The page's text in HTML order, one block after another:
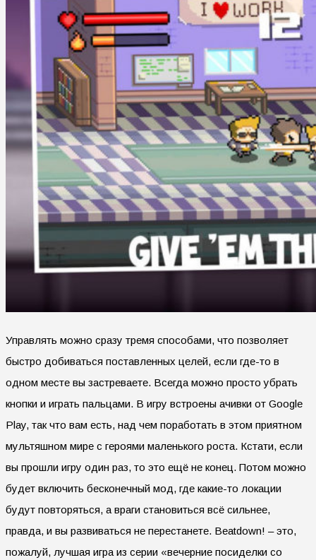
Управлять можно сразу тремя способами, что позволяет
быстро добиваться поставленных целей, если где-то в
одном месте вы застреваете. Всегда можно просто убрать
кнопки и играть пальцами. В игру встроены ачивки от Google
Play, так что вам есть, над чем поработать в этом приятном
мультяшном мире с героями маленького роста. Кстати, если
вы прошли игру один раз, то это ещё не конец. Потом можно
будет включить бесконечный мод, где какие-то локации
будут повторяться, а враги становиться всё сильнее,
правда, и вы развиваться не перестанете. Beatdown! – это,
пожалуй, лучшая игра из серии «вечерние посиделки со